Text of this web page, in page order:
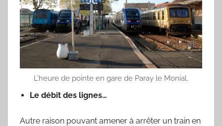
L’heure de pointe en gare de Paray le Monial.
Le débit des lignes…
Autre raison pouvant amener à arrêter un train en